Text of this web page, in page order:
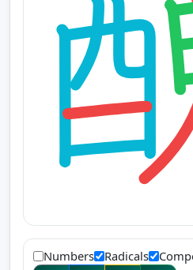
Numbers Radicals